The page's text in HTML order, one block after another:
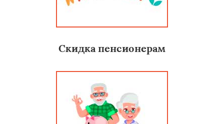
Скидка пенсионерам